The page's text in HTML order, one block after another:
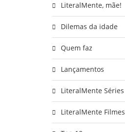
LiteralMente, mãe!
Dilemas da idade
Quem faz
Lançamentos
LiteralMente Séries
LiteralMente Filmes